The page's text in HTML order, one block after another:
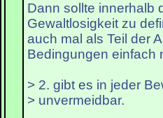
Dann sollte innerhalb
Gewaltlosigkeit zu
auch mal als Teil der
Bedingungen einfach
> 2. gibt es in jeder
> unvermeidbar.